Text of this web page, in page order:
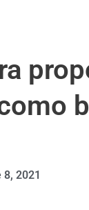
8, 2021